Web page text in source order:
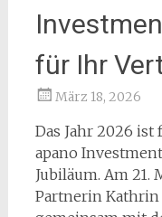
für Ihr
März 18, 2026
Das Jahr 2026
apano
Jubiläum. Am 21.
Partnerin Kathrin